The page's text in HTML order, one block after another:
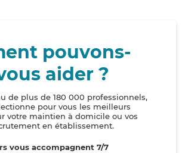
pouvons-
aider ?
de plus de 180 000 professionnels,
pour vous les meilleurs
votre maintien à domicile ou vos
en établissement.
vous accompagnent 7/7